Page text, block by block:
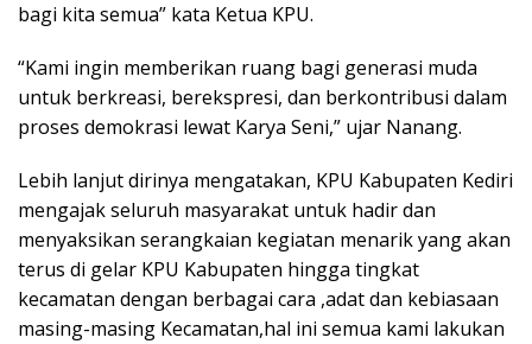
bagi kita semua” kata Ketua KPU.
“Kami ingin memberikan ruang bagi generasi muda
untuk berkreasi, berekspresi, dan berkontribusi dalam
proses demokrasi lewat Karya Seni,” ujar Nanang.
Lebih lanjut dirinya mengatakan, KPU Kabupaten Kediri
mengajak seluruh masyarakat untuk hadir dan
menyaksikan serangkaian kegiatan menarik yang akan
terus di gelar KPU Kabupaten hingga tingkat
kecamatan dengan berbagai cara ,adat dan kebiasaan
masing-masing Kecamatan,hal ini semua kami lakukan